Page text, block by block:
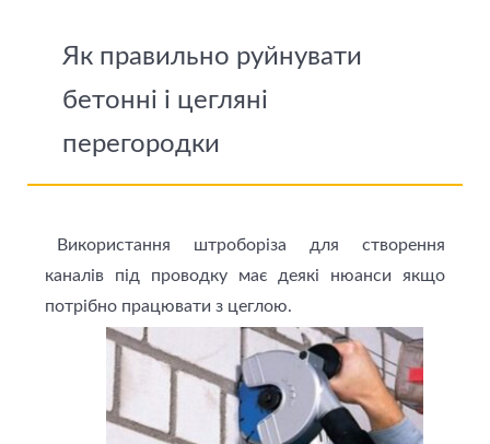
Як правильно руйнувати
бетонні і цегляні
перегородки
Використання штроборіза для створення
каналів під проводку має деякі нюанси якщо
потрібно працювати з цеглою.